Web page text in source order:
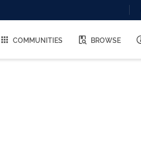
COMMUNITIES BROWSE